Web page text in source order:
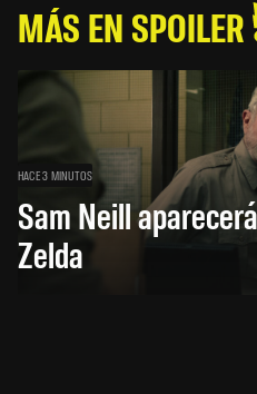
MÁS EN SPOILER
HACE 3 MINUTOS
Sam Neill
Zelda